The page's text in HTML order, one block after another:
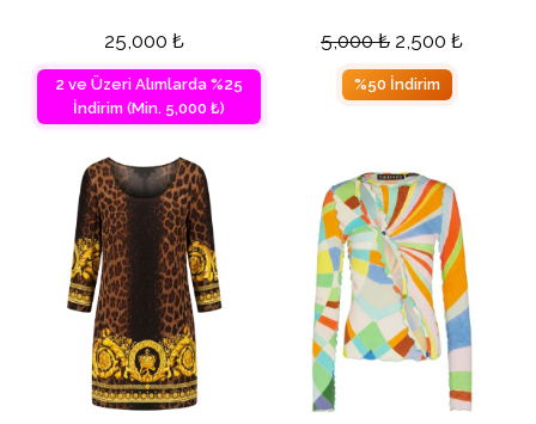
25,000 ₺
2 ve Üzeri Alımlarda %25
İndirim (Min. 5,000 ₺)
5,000₺ 2,500 ₺
%50 İndirim